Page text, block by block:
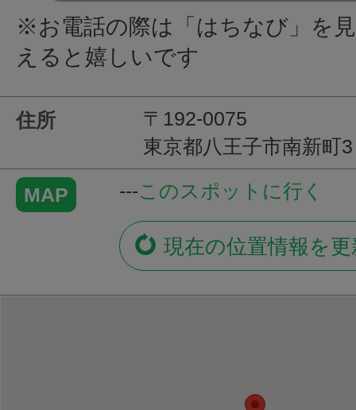
※お電話の際は「はちなび」を
えると嬉しいです
住所
〒192-0075
東京都八王子市南新町3
MAP ---このスポットに行く
現在の位置情報を